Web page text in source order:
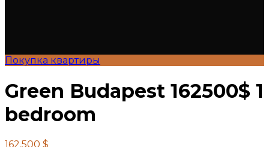
Покупка квартиры
Green Budapest 162500$ 1
bedroom
162.500 $